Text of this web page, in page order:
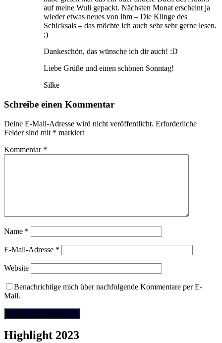
auf meine Wuli gepackt. Nächsten Monat erscheint ja
wieder etwas neues von ihm – Die Klinge des
Schicksals – das möchte ich auch sehr sehr gerne lesen.
;)
Dankeschön, das wünsche ich dir auch! :D
Liebe Grüße und einen schönen Sonntag!
Silke
Schreibe einen Kommentar
Deine E-Mail-Adresse wird nicht veröffentlicht. Erforderliche
Felder sind mit * markiert
Kommentar *
Name *
E-Mail-Adresse *
Website
Benachrichtige mich über nachfolgende Kommentare per E-
Mail.
Highlight 2023